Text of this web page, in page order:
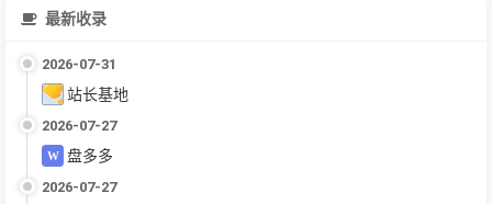
最新收录
2026-07-31
站长基地
2026-07-27
盘多多
2026-07-27